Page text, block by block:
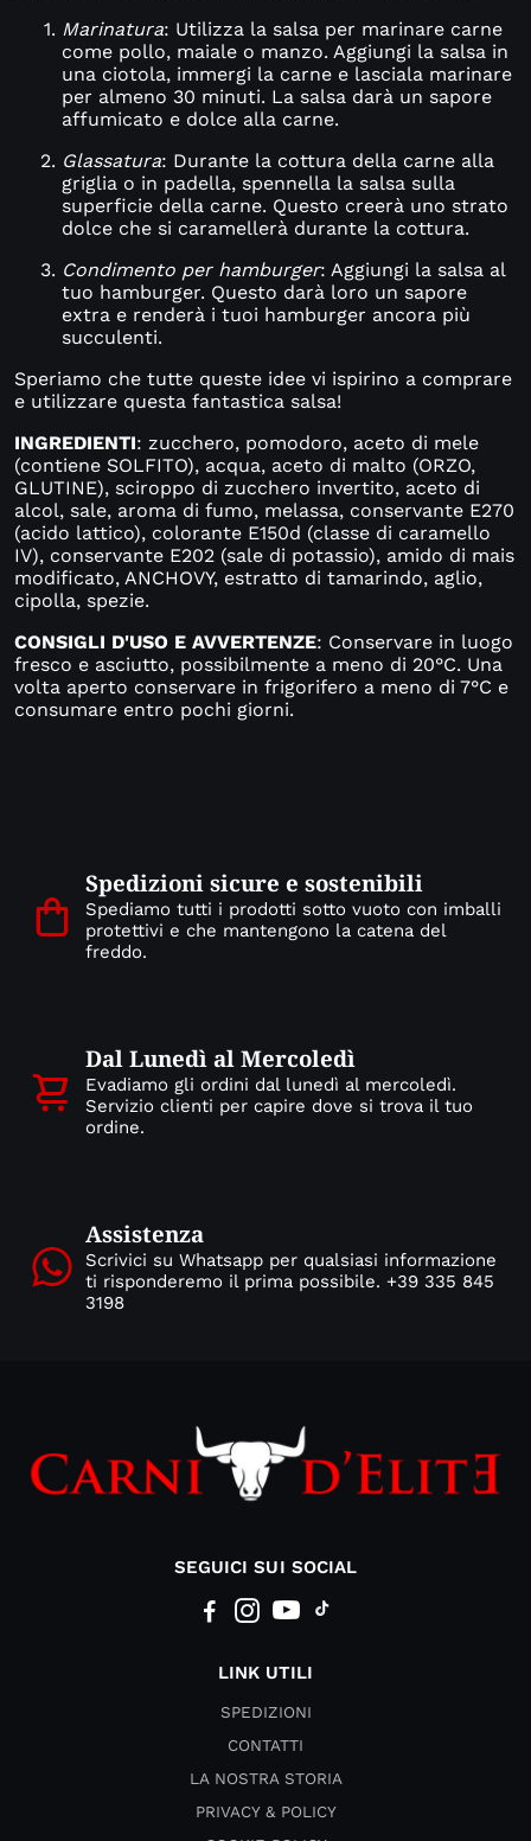
Marinatura: Utilizza la salsa per marinare carne
come pollo, maiale o manzo. Aggiungi la salsa in
una ciotola, immergi la carne e lasciala marinare
per almeno 30 minuti. La salsa darà un sapore
affumicato e dolce alla carne.
Glassatura: Durante la cottura della carne alla
griglia o in padella, spennella la salsa sulla
superficie della carne. Questo creerà uno strato
dolce che si caramellerà durante la cottura.
Condimento per hamburger: Aggiungi la salsa al
tuo hamburger. Questo darà loro un sapore
extra e renderà i tuoi hamburger ancora più
succulenti.
Speriamo che tutte queste idee vi ispirino a comprare
e utilizzare questa fantastica salsa!
INGREDIENTI: zucchero, pomodoro, aceto di mele
(contiene SOLFITO), acqua, aceto di malto (ORZO,
GLUTINE), sciroppo di zucchero invertito, aceto di
alcol, sale, aroma di fumo, melassa, conservante E270
(acido lattico), colorante E150d (classe di caramello
IV), conservante E202 (sale di potassio), amido di mais
modificato, ANCHOVY, estratto di tamarindo, aglio,
cipolla, spezie.
CONSIGLI D'USO E AVVERTENZE: Conservare in luogo
fresco e asciutto, possibilmente a meno di 20°C. Una
volta aperto conservare in frigorifero a meno di 7°C e
consumare entro pochi giorni.
Spedizioni sicure e sostenibili
Spediamo tutti i prodotti sotto vuoto con imballi
protettivi e che mantengono la catena del
freddo.
Dal Lunedì al Mercoledì
Evadiamo gli ordini dal lunedì al mercoledì.
Servizio clienti per capire dove si trova il tuo
ordine.
Assistenza
Scrivici su Whatsapp per qualsiasi informazione
ti risponderemo il prima possibile. +39 335 845
3198
SEGUICI SUI SOCIAL
LINK UTILI
SPEDIZIONI
CONTATTI
LA NOSTRA STORIA
PRIVACY & POLICY